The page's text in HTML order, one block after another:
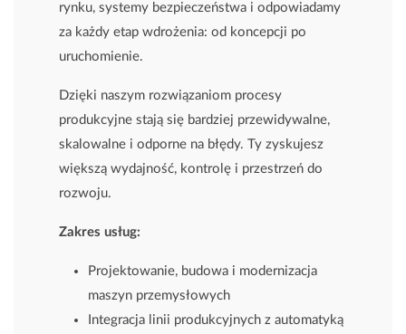
rynku, systemy bezpieczeństwa i odpowiadamy
za każdy etap wdrożenia: od koncepcji po
uruchomienie.
Dzięki naszym rozwiązaniom procesy
produkcyjne stają się bardziej przewidywalne,
skalowalne i odporne na błędy. Ty zyskujesz
większą wydajność, kontrolę i przestrzeń do
rozwoju.
Zakres usług:
Projektowanie, budowa i modernizacja
maszyn przemysłowych
Integracja linii produkcyjnych z automatyką